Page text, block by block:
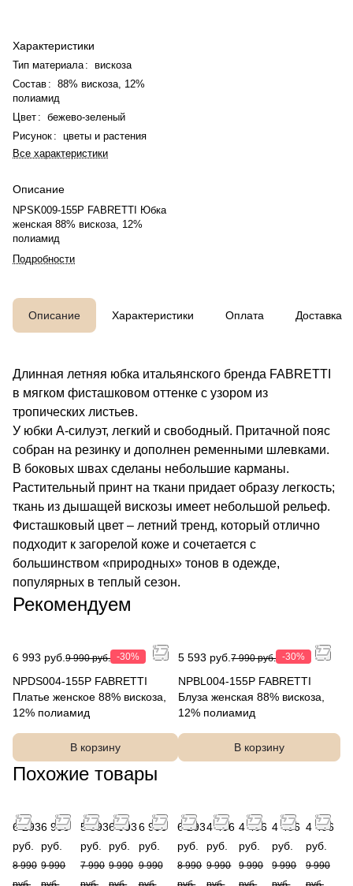
Характеристики
Тип материала : вискоза
Состав : 88% вискоза, 12%
полиамид
Цвет : бежево-зеленый
Рисунок : цветы и растения
Все характеристики
Описание
NPSK009-155P FABRETTI Юбка
женская 88% вискоза, 12%
полиамид
Подробности
Описание Характеристики Оплата Доставка
Длинная летняя юбка итальянского бренда FABRETTI
в мягком фисташковом оттенке с узором из
тропических листьев.
У юбки А-силуэт, легкий и свободный. Притачной пояс
собран на резинку и дополнен ременными шлевками.
В боковых швах сделаны небольшие карманы.
Растительный принт на ткани придает образу легкость;
ткань из дышащей вискозы имеет небольшой рельеф.
Фисташковый цвет – летний тренд, который отлично
подходит к загорелой коже и сочетается с
большинством «природных» тонов в одежде,
популярных в теплый сезон.
Рекомендуем
6 993 руб. 9 990 руб. -30%
NPDS004-155P FABRETTI
Платье женское 88% вискоза,
12% полиамид
В корзину
5 593 руб.7 990 руб. -30%
NPBL004-155P FABRETTI
Блуза женская 88% вискоза,
12% полиамид
В корзину
Похожие товары
6 293
руб.
8 990
6 993
руб.
9 990
5 593
руб.
7 990
6 993
руб.
9 990
6 993
руб.
9 990
6 293
руб.
8 990
4 496
руб.
9 990
4 496
руб.
9 990
4 496
руб.
9 990
4 496
руб.
9 990